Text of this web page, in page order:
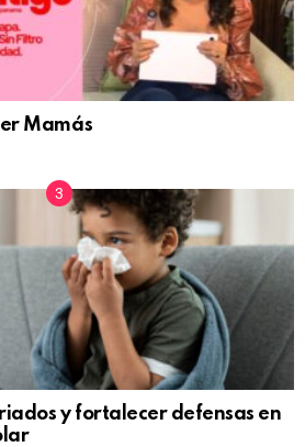
Mamás
y fortalecer defensas en